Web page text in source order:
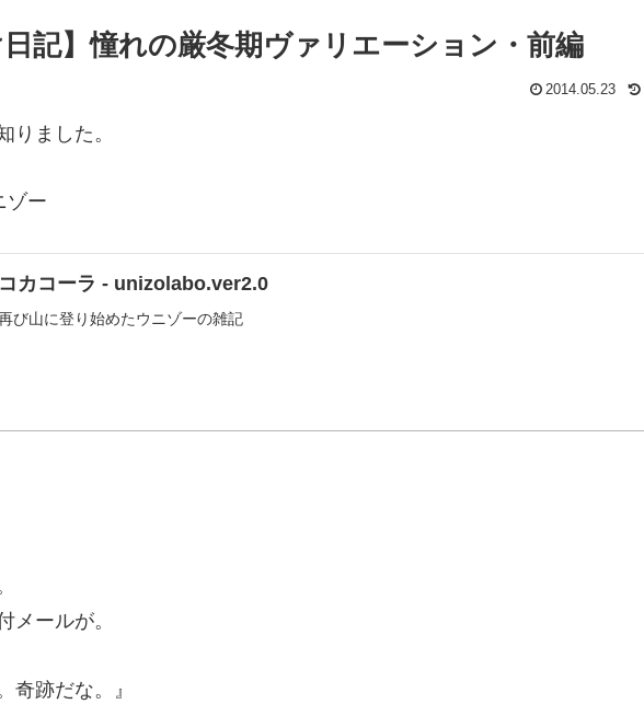
日記】憧れの厳冬期ヴァリエーション・前編
2014.05.23
りました。
ゾー
コカコーラ - unizolabo.ver2.0
び山に登り始めたウニゾーの雑記
メールが。
奇跡だな。』